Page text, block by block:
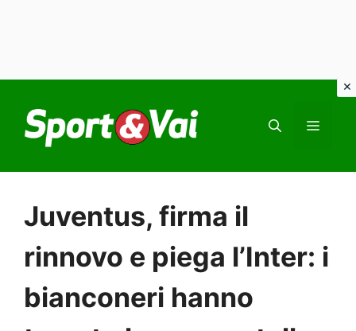
contenuto
Juventus, firma il
rinnovo e piega l’Inter: i
bianconeri hanno